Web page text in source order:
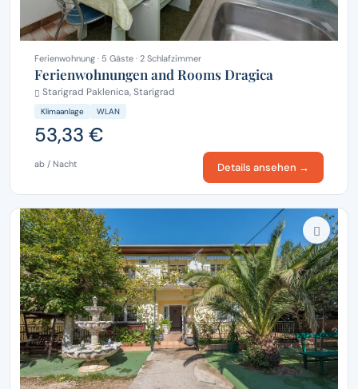
Ferienwohnung · 5 Gäste · 2 Schlafzimmer
Ferienwohnungen and Rooms Dragica
Starigrad Paklenica, Starigrad
Klimaanlage WLAN
53,33 €
ab / Nacht Details ansehen →